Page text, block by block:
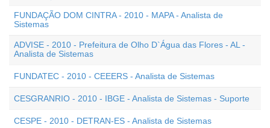
FUNDAÇÃO DOM CINTRA - 2010 - MAPA - Analista de
Sistemas
ADVISE - 2010 - Prefeitura de Olho D`Água das Flores - AL -
Analista de Sistemas
FUNDATEC - 2010 - CEEERS - Analista de Sistemas
CESGRANRIO - 2010 - IBGE - Analista de Sistemas - Suporte
CESPE - 2010 - DETRAN-ES - Analista de Sistemas